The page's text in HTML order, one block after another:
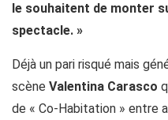
le souhaitent de monter
spectacle. »
Déjà un pari risqué mais
scène Valentina Carasco
de « Co-Habitation » entre